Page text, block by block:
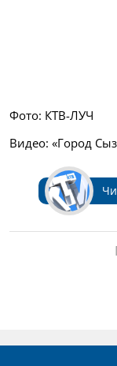
Фото: КТВ-ЛУЧ
Видео: «Город